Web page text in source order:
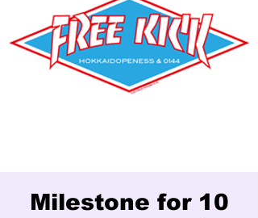
Milestone for 10